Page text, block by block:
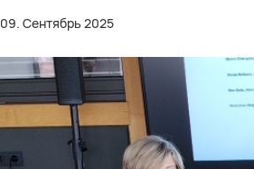
09. Сентябрь 2025